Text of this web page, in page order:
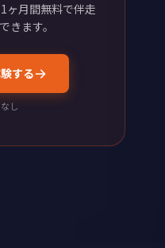
ヶ月間無料で伴走
きます。
する
し